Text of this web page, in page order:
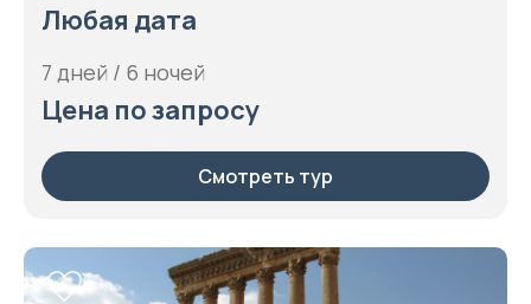
Любая дата
7 дней / 6 ночей
Цена по запросу
Смотреть тур